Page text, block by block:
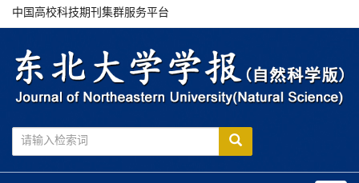
中国高校科技期刊集群服务平台